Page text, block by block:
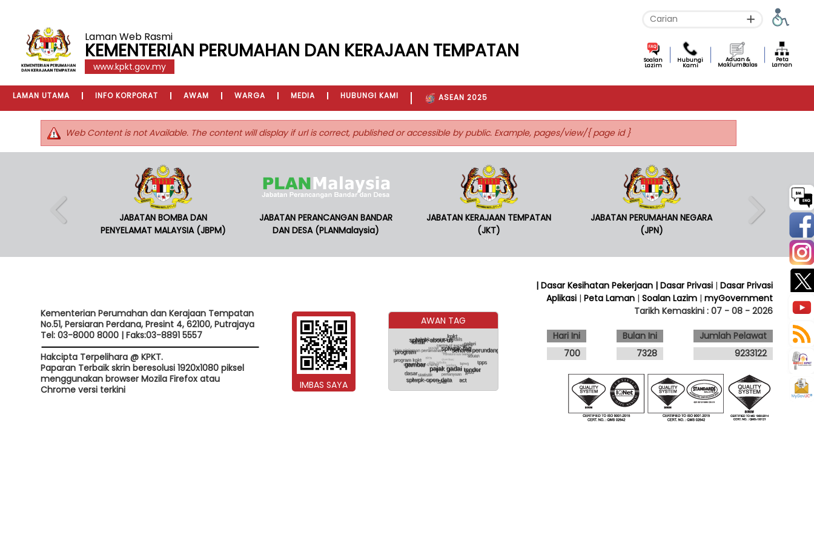
Laman Web Rasmi
KEMENTERIAN PERUMAHAN DAN KERAJAAN TEMPATAN
www.kpkt.gov.my
Soalan
Lazim
Hubungi
Kami
Aduan &
MaklumBalas
Peta
Laman
LAMAN UTAMA INFO KORPORAT AWAM WARGA MEDIA HUBUNGI KAMI ASEAN 2025
Web Content is not Available. The content will display if url is correct, published or accessible by public. Example, pages/view/{ page id }
JABATAN BOMBA DAN
PENYELAMAT MALAYSIA (JBPM)
JABATAN PERANCANGAN BANDAR
DAN DESA (PLANMalaysia)
JABATAN KERAJAAN TEMPATAN
(JKT)
JABATAN PERUMAHAN NEGARA
(JPN)
Kementerian Perumahan dan Kerajaan Tempatan
No.51, Persiaran Perdana, Presint 4, 62100, Putrajaya
Tel: 03-8000 8000 | Faks:03-8891 5557
Hakcipta Terpelihara @ KPKT.
Paparan Terbaik skrin beresolusi 1920x1080 piksel
menggunakan browser Mozila Firefox atau
Chrome versi terkini
IMBAS SAYA
AWAN TAG
| Dasar Kesihatan Pekerjaan | Dasar Privasi |Dasar Privasi
Aplikasi |Peta Laman |Soalan Lazim |myGovernment
Tarikh Kemaskini :07 - 08 - 2026
Hari Ini
700
Bulan Ini
7328
Jumlah Pelawat
9233122